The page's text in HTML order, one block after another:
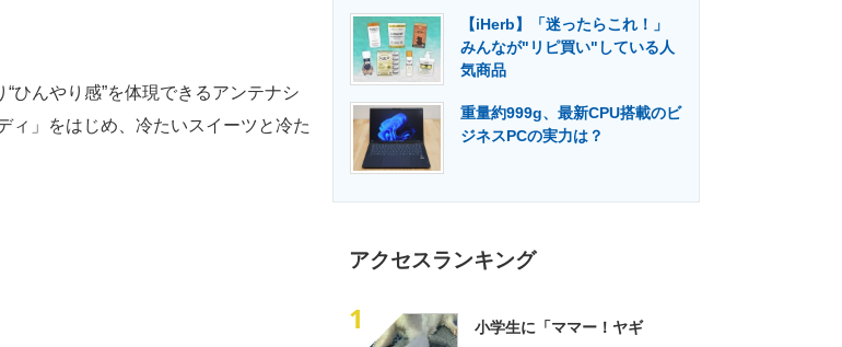
エネルギーの専門メディア 建設×テクノロジーの最前線
んやり感”を体現できるアンテナシ
ィ」をはじめ、冷たいスイーツと冷た
【iHerb】「迷ったらこれ！」
みんなが"リピ買い"している人
気商品
重量約999g、最新CPU搭載のビ
ジネスPCの実力は？
アクセスランキング
1
小学生に「ママー！ヤギ